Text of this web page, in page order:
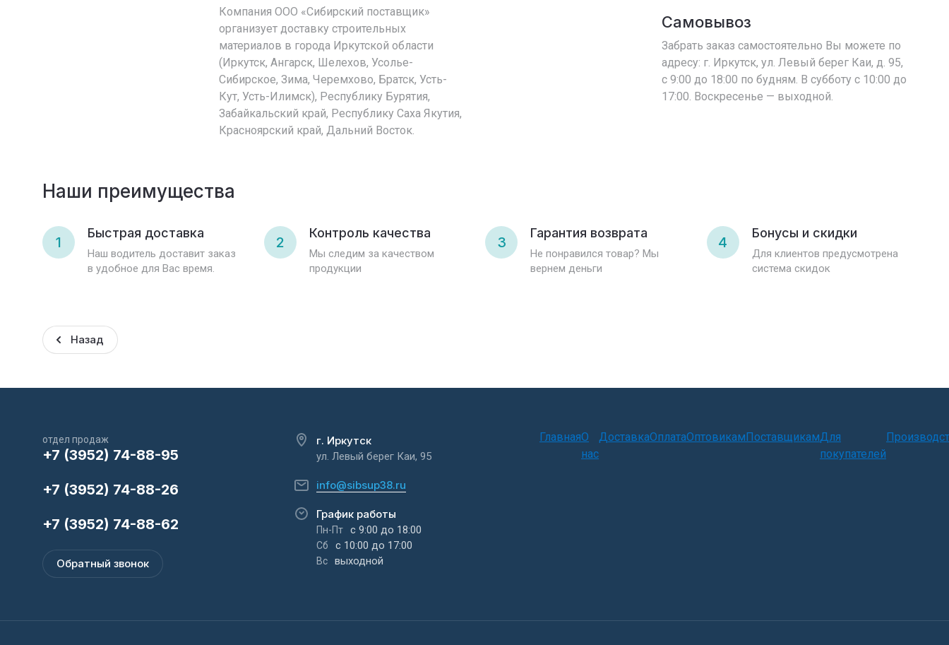
Компания ООО «Сибирский поставщик»
организует доставку строительных
материалов в города Иркутской области
(Иркутск, Ангарск, Шелехов, Усолье-
Сибирское, Зима, Черемхово, Братск, Усть-
Кут, Усть-Илимск), Республику Бурятия,
Забайкальский край, Республику Саха Якутия,
Красноярский край, Дальний Восток.
Самовывоз
Забрать заказ самостоятельно Вы можете по
адресу: г. Иркутск, ул. Левый берег Каи, д. 95,
с 9:00 до 18:00 по будням. В субботу с 10:00 до
17:00. Воскресенье — выходной.
Наши преимущества
1
Быстрая доставка
Наш водитель доставит заказ
в удобное для Вас время.
2
Контроль качества
Мы следим за качеством
продукции
3
Гарантия возврата
Не понравился товар? Мы
вернем деньги
4
Бонусы и скидки
Для клиентов предусмотрена
система скидок
Назад
отдел продаж
+7 (3952) 74-88-95
+7 (3952) 74-88-26
+7 (3952) 74-88-62
Обратный звонок
г. Иркутск
ул. Левый берег Каи, 95
info@sibsup38.ru
График работы
Пн-Пт с 9:00 до 18:00
Сб с 10:00 до 17:00
Вс выходной
ГлавнаяО
нас
ДоставкаОплатаОптовикамПоставщикамДля
покупателей